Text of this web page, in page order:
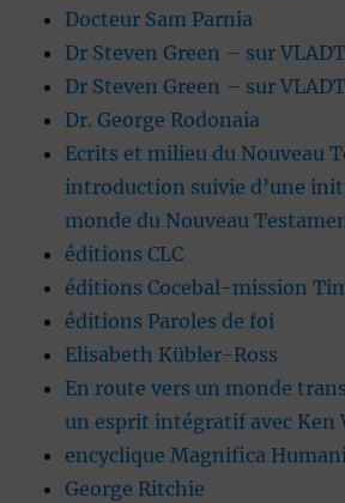
Docteur Sam Parnia
Dr Steven Green – sur
Dr Steven Green – sur
Dr. George Rodonaia
Ecrits et milieu du Nouveau
introduction suivie d’une
monde du Nouveau
éditions CLC
éditions Cocebal-mission
éditions Paroles de foi
Elisabeth Kübler-Ross
En route vers un monde
un esprit intégratif avec Ken
encyclique Magnifica
George Ritchie